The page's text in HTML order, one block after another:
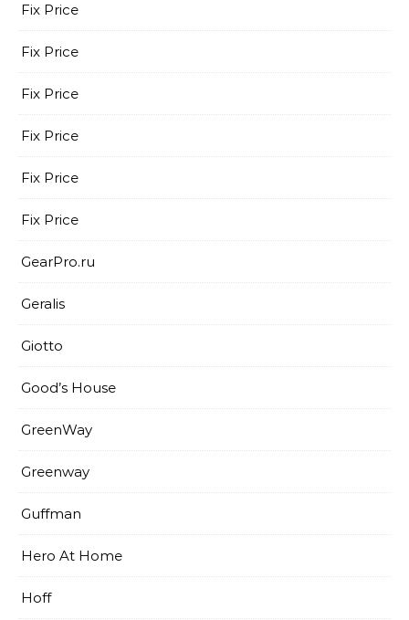
Fix Price
Fix Price
Fix Price
Fix Price
Fix Price
Fix Price
GearPro.ru
Geralis
Giotto
Good’s House
GreenWay
Greenway
Guffman
Hero At Home
Hoff